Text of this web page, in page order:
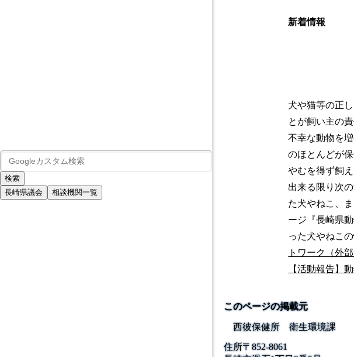
長崎県議会 相談機関一覧
新着情報
犬や猫等の正
とが飼い主の
不幸な動物を
のほとんどが
やむを得ず飼
出来る限り次
た犬やねこ、
ージ『長崎県
った犬やねこ
トワーク（外
【活動報告】
このページの掲載元
西彼保健所 衛生環境課
住所〒852-8061